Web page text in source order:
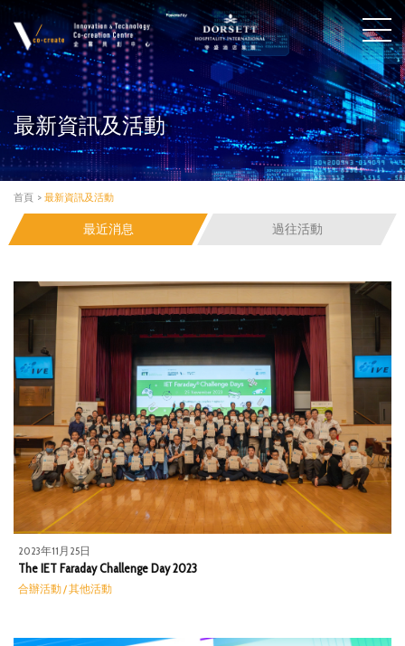
最新資訊及活動
首頁 > 最新資訊及活動
最近消息 過往活動
2023年11月25日
The IET Faraday Challenge Day 2023
合辦活動 / 其他活動